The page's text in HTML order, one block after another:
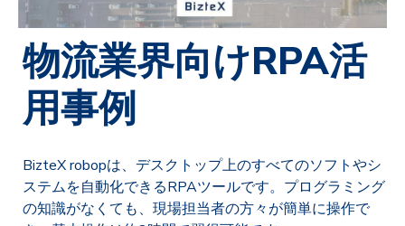
物流業界向けRPA活
用事例
BizteX robopは、デスクトップ上のすべてのソフトやシ
ステムを自動化できるRPAツールです。プログラミング
の知識がなくても、現場担当者の方々が簡単に操作で